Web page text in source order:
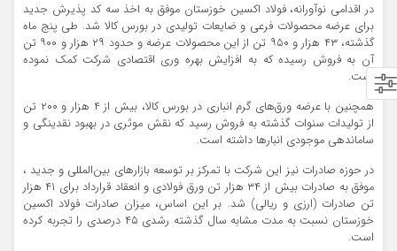
در اقدامی نوآورانه، فولاد اکسین خوزستان موفق به اخذ سه کد پذیرش جدید
برای عرضه محصولات فرعی و ضایعات تولیدی در بورس کالا شد. طی پنج ماه
گذشته، ۴۳ هزار و ۹۵۰ تن از این محصولات عرضه و حدود ۲۹ هزار و ۹۰۰ تن
آن به فروش رسیده که به افزایش بهره‌ وری اقتصادی شرکت کمک نموده
است.
همچنین با عرضه ورق‌های گرم انباری در بورس کالا، بیش از ۴ هزار و ۲۰۰ تن
از تولیدات سنوات گذشته به فروش رسید که نقش موثری در بهبود نقدینگی و
ساماندهی موجودی انبارها داشته است.
در حوزه صادرات نیز این شرکت با تمرکز بر توسعه بازارهای بین‌المللی و جدید ،
موفق به صادرات بیش از ۳۴ هزار تن ورق فولادی و انعقاد قرارداد برای ۴۱ هزار
تن صادرات (ارزی و ریالی) شد. بر این اساس، میزان صادرات فولاد اکسین
خوزستان نسبت به مدت مشابه سال گذشته رشدی ۴۵ درصدی را تجربه کرده
است.